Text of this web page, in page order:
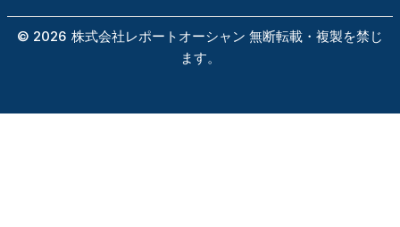
© 2026 株式会社レポートオーシャン 無断転載・複製を禁じ
ます。